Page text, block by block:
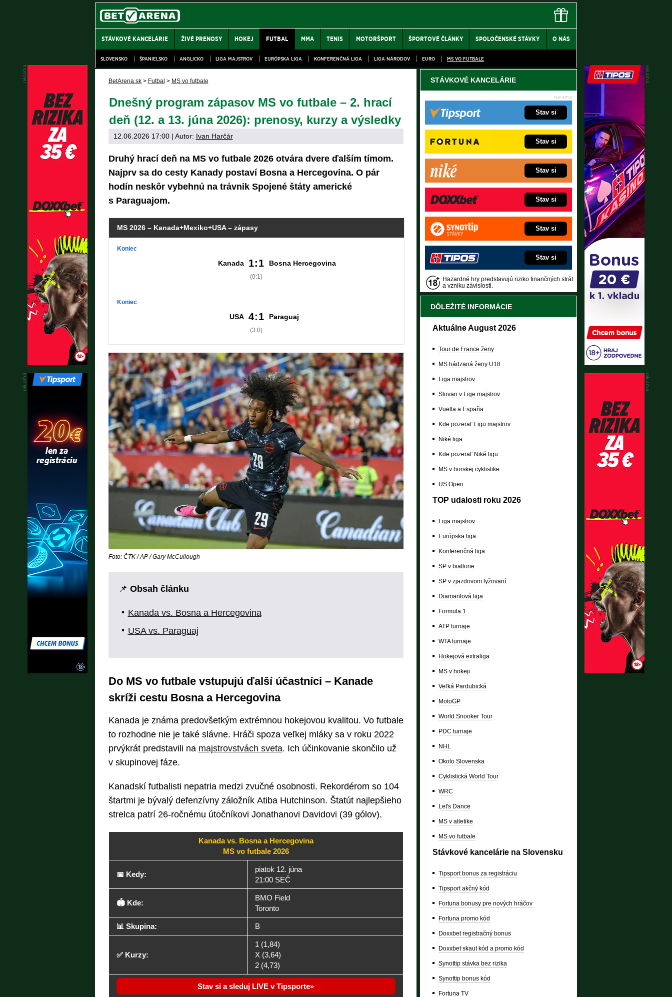
STÁVKOVÉ KANCELÁRIE ŽIVÉ PRENOSY HOKEJ FUTBAL MMA TENIS MOTORŠPORT ŠPORTOVÉ ČLÁNKY SPOLOČENSKÉ STÁVKY O NÁS
SLOVENSKO ŠPANIELSKO ANGLICKO LIGA MAJSTROV EURÓPSKA LIGA KONFERENČNÁ LIGA LIGA NÁRODOV EURO MS VO FUTBALE
BetArena.sk > Futbal > MS vo futbale
Dnešný program zápasov MS vo futbale – 2. hrací
deň (12. a 13. júna 2026): prenosy, kurzy a výsledky
12.06.2026 17:00| Autor: Ivan Harčár
Druhý hrací deň na MS vo futbale 2026 otvára dvere ďalším tímom.
Najprv sa do cesty Kanady postaví Bosna a Hercegovina. O pár
hodín neskôr vybehnú na trávnik Spojené štáty americké
s Paraguajom.
MS 2026 – Kanada+Mexiko+USA – zápasy
Koniec
Kanada 1:1 Bosna Hercegovina
(0:1)
Koniec
USA 4:1 Paraguaj
(3:0)
Foto: ČTK / AP / Gary McCullough
📌 Obsah článku
Kanada vs. Bosna a Hercegovina
USA vs. Paraguaj
Do MS vo futbale vstupujú ďalší účastníci – Kanade
skríži cestu Bosna a Hercegovina
Kanada je známa predovšetkým extrémnou hokejovou kvalitou. Vo futbale
to rozhodne nie je také slávne. Hráči spoza veľkej mláky sa v roku 2022
prvýkrát predstavili na majstrovstvách sveta. Ich účinkovanie skončilo už
v skupinovej fáze.
Kanadskí futbalisti nepatria medzi zvučné osobnosti. Rekordérom so 104
štartmi je bývalý defenzívny záložník Atiba Hutchinson. Štatút najlepšieho
strelca patrí 26-ročnému útočníkovi Jonathanovi Davidovi (39 gólov).
Kanada vs. Bosna a Hercegovina
MS vo futbale 2026
📅 Kedy:
piatok 12. júna
21:00 SEČ
🏟️ Kde:
BMO Field
Toronto
📊 Skupina: B
✅ Kurzy:
1 (1,84)
X (3,64)
2 (4,73)
Stav si a sleduj LIVE v Tipsporte
STÁVKOVÉ KANCELÁRIE
Stav si
Stav si
Stav si
Stav si
Stav si
Stav si
Hazardné hry predstavujú riziko finančných strát
a vzniku závislosti.
DÔLEŽITÉ INFORMÁCIE
Aktuálne August 2026
Tour de France ženy
MS hádzaná ženy U18
Liga majstrov
Slovan v Lige majstrov
Vuelta a España
Kde pozerať Ligu majstrov
Niké liga
Kde pozerať Niké ligu
MS v horskej cyklistike
US Open
TOP udalosti roku 2026
Liga majstrov
Európska liga
Konferenčná liga
SP v biatlone
SP v zjazdovom lyžovaní
Diamantová liga
Formula 1
ATP turnaje
WTA turnaje
Hokejová extraliga
MS v hokeji
Veľká Pardubická
MotoGP
World Snooker Tour
PDC turnaje
NHL
Okolo Slovenska
Cyklistická World Tour
WRC
Let's Dance
MS v atletike
MS vo futbale
Stávkové kancelárie na Slovensku
Tipsport bonus za registráciu
Tipsport akčný kód
Fortuna bonusy pre nových hráčov
Fortuna promo kód
Doxxbet registračný bonus
Doxxbet skaut kód a promo kód
Synottip stávka bez rizika
Synottip bonus kód
Fortuna TV